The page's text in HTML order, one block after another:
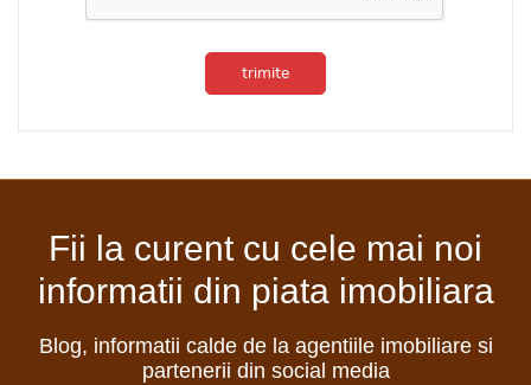
trimite
Fii la curent cu cele mai noi
informatii din piata imobiliara
Blog, informatii calde de la agentiile imobiliare si
partenerii din social media